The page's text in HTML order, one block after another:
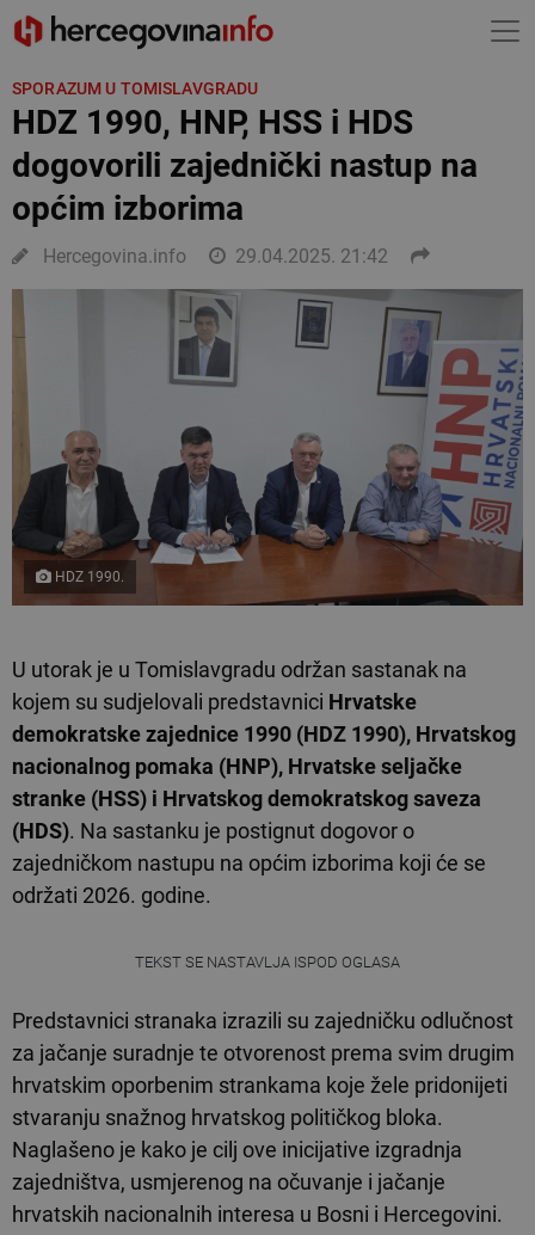
SPORAZUM U TOMISLAVGRADU
HDZ 1990, HNP, HSS i HDS
dogovorili zajednički nastup na
općim izborima
Hercegovina.info 29.04.2025. 21:42
HDZ 1990.
U utorak je u Tomislavgradu održan sastanak na
kojem su sudjelovali predstavnici Hrvatske
demokratske zajednice 1990 (HDZ 1990), Hrvatskog
nacionalnog pomaka (HNP), Hrvatske seljačke
stranke (HSS) i Hrvatskog demokratskog saveza
(HDS). Na sastanku je postignut dogovor o
zajedničkom nastupu na općim izborima koji će se
održati 2026. godine.
TEKST SE NASTAVLJA ISPOD OGLASA
Predstavnici stranaka izrazili su zajedničku odlučnost
za jačanje suradnje te otvorenost prema svim drugim
hrvatskim oporbenim strankama koje žele pridonijeti
stvaranju snažnog hrvatskog političkog bloka.
Naglašeno je kako je cilj ove inicijative izgradnja
zajedništva, usmjerenog na očuvanje i jačanje
hrvatskih nacionalnih interesa u Bosni i Hercegovini.